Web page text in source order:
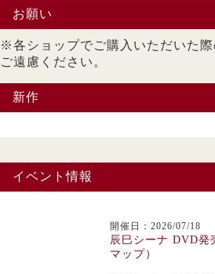
お願い
※各ショップでご購入いただいた
ご遠慮ください
新作
イベント情報
開催日：2026/07/18
辰巳シーナ DVD発
マップ）